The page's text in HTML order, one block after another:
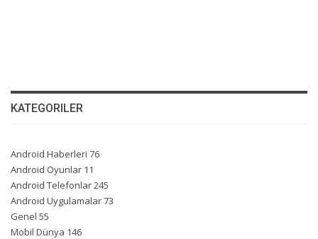
KATEGORILER
Android Haberleri 76
Android Oyunlar 11
Android Telefonlar245
Android Uygulamalar73
Genel 55
Mobil Dünya 146